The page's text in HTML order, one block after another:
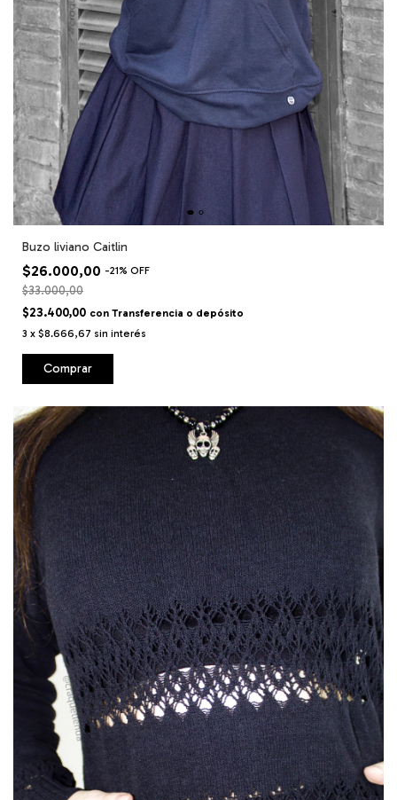
Buzo liviano Caitlin
$26.000,00 -21% OFF
$33.000,00
$23.400,00 con Transferencia o depósito
3 x $8.666,67 sin interés
Comprar